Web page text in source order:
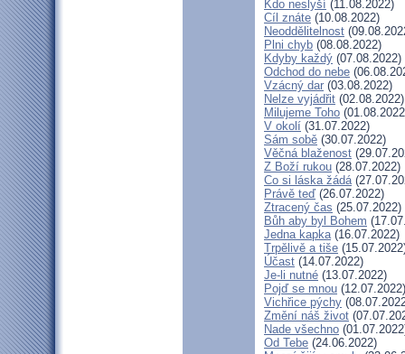
Kdo neslyší (11.08.2022)
Cíl znáte (10.08.2022)
Neoddělitelnost
Plni chyb (08.08.2022)
Kdyby každý (07.08.2022)
Odchod do nebe
Vzácný dar (03.08.2022)
Nelze vyjádřit (02.08.2022)
Milujeme Toho
V okolí (31.07.2022)
Sám sobě (30.07.2022)
Věčná blaženost
Z Boží rukou (28.07.2022)
Co si láska žádá
Právě teď (26.07.2022)
Ztracený čas (25.07.2022)
Bůh aby byl Bohem
Jedna kapka(16.07.2022)
Trpělivě a tiše
Účast (14.07.2022)
Je-li nutné (13.07.2022)
Pojď se mnou (12.07.2022)
Vichřice pýchy
Změní náš život
Nade všechno
Od Tebe (24.06.2022)